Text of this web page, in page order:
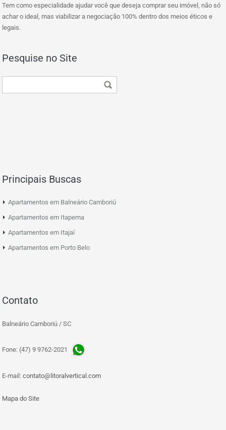
Tem como especialidade ajudar você que deseja comprar seu imóvel, não só
achar o ideal, mas viabilizar a negociação 100% dentro dos meios éticos e
legais.
Pesquise no Site
Principais Buscas
Apartamentos em Balneário Camboriú
Apartamentos em Itapema
Apartamentos em Itajaí
Apartamentos em Porto Belo
Contato
Balneário Camboriú / SC
Fone: (47) 9 9762-2021
E-mail: contato@litoralvertical.com
Mapa do Site